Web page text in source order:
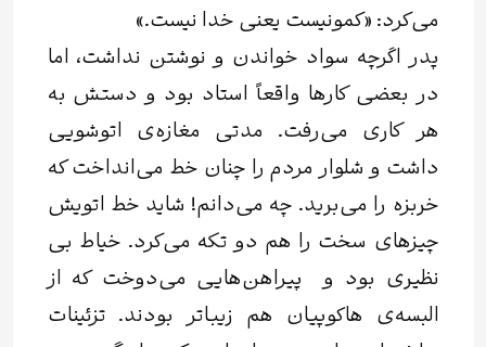
می‌کرد: «کمونیست یعنی خدا نیست.»
پدر اگرچه سواد خواندن و نوشتن نداشت، اما
در بعضی کارها واقعاً استاد بود و دستش به
هر کاری می‌رفت. مدتی مغازه‌ی اتوشویی
داشت و شلوار مردم را چنان خط می‌انداخت که
خربزه را می‌برید. چه می‌دانم! شاید خط اتویش
چیزهای سخت را هم دو تکه می‌کرد. خیاط بی
نظیری بود و پیراهن‌هایی می‌دوخت که از
البسه‌ی‌ هاکوپیان هم زیباتر بودند. تزئینات